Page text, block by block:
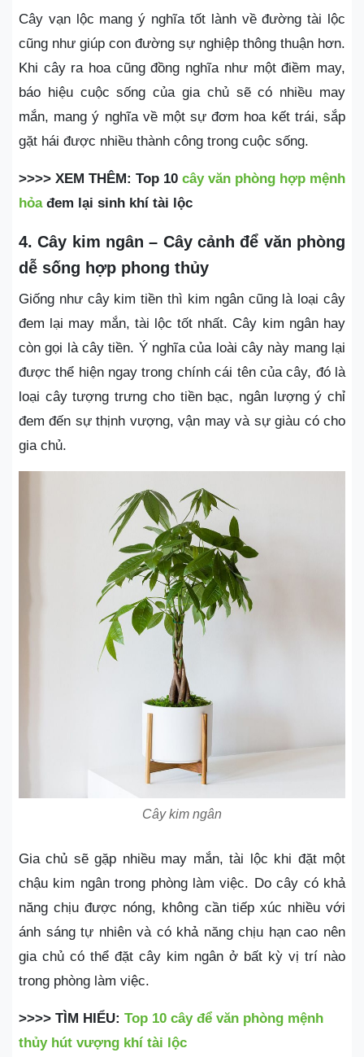
Cây vạn lộc mang ý nghĩa tốt lành về đường tài lộc
cũng như giúp con đường sự nghiệp thông thuận hơn.
Khi cây ra hoa cũng đồng nghĩa như một điềm may,
báo hiệu cuộc sống của gia chủ sẽ có nhiều may
mắn, mang ý nghĩa về một sự đơm hoa kết trái, sắp
gặt hái được nhiều thành công trong cuộc sống.
>>>> XEM THÊM: Top 10 cây văn phòng hợp mệnh
hỏađem lại sinh khí tài lộc
4. Cây kim ngân – Cây cảnh để văn phòng
dễ sống hợp phong thủy
Giống như cây kim tiền thì kim ngân cũng là loại cây
đem lại may mắn, tài lộc tốt nhất. Cây kim ngân hay
còn gọi là cây tiền. Ý nghĩa của loài cây này mang lại
được thể hiện ngay trong chính cái tên của cây, đó là
loại cây tượng trưng cho tiền bạc, ngân lượng ý chỉ
đem đến sự thịnh vượng, vận may và sự giàu có cho
gia chủ.
Cây kim ngân
Gia chủ sẽ gặp nhiều may mắn, tài lộc khi đặt một
chậu kim ngân trong phòng làm việc. Do cây có khả
năng chịu được nóng, không cần tiếp xúc nhiều với
ánh sáng tự nhiên và có khả năng chịu hạn cao nên
gia chủ có thể đặt cây kim ngân ở bất kỳ vị trí nào
trong phòng làm việc.
>>>> TÌM HIỂU: Top 10 cây để văn phòng mệnh
thủy hút vượng khí tài lộc